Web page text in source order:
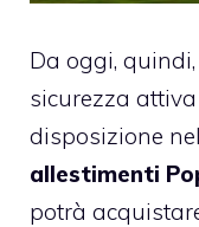
Da oggi,
sicurezza
disposizione
allestimenti
potrà